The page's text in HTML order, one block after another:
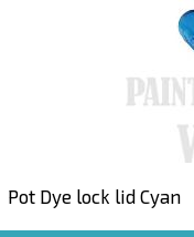
Pot Dye lock lid Cyan